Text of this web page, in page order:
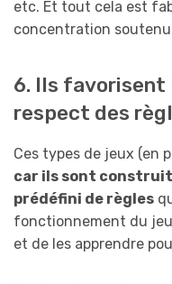
etc. Et tout cela est
concentration
6. Ils favorisent
respect des
Ces types de jeux (en
car ils sont
prédéfini de règles
fonctionnement du
et de les apprendre